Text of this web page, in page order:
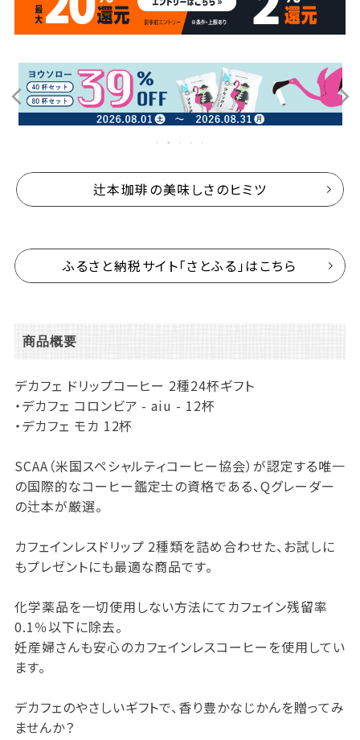
辻本珈琲の美味しさのヒミツ
ふるさと納税サイト「さとふる」はこちら
商品概要
デカフェ ドリップコーヒー 2種24杯ギフト
・デカフェ コロンビア - aiu - 12杯
・デカフェ モカ 12杯
SCAA（米国スペシャルティコーヒー協会）が認定する唯一
の国際的なコーヒー鑑定士の資格である、Qグレーダー
の辻本が厳選。
カフェインレスドリップ 2種類を詰め合わせた、お試しに
もプレゼントにも最適な商品です。
化学薬品を一切使用しない方法にてカフェイン残留率
0.1％以下に除去。
妊産婦さんも安心のカフェインレスコーヒーを使用してい
ます。
デカフェのやさしいギフトで、香り豊かなじかんを贈ってみ
ませんか？